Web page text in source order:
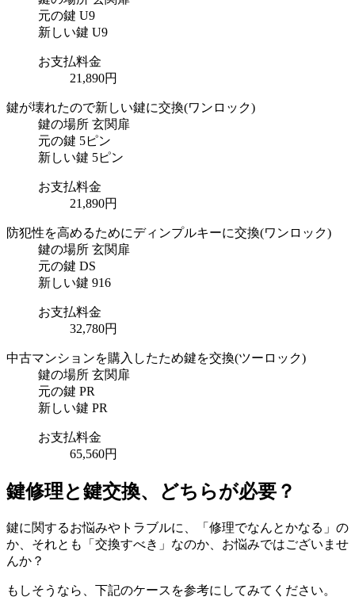
元の鍵 U9
新しい鍵 U9
お支払料金
21,890円
鍵が壊れたので新しい鍵に交換(ワンロック)
鍵の場所 玄関扉
元の鍵 5ピン
新しい鍵 5ピン
お支払料金
21,890円
防犯性を高めるためにディンプルキーに交換(ワンロック)
鍵の場所 玄関扉
元の鍵 DS
新しい鍵 916
お支払料金
32,780円
中古マンションを購入したため鍵を交換(ツーロック)
鍵の場所 玄関扉
元の鍵 PR
新しい鍵 PR
お支払料金
65,560円
鍵修理と鍵交換、どちらが必要？
鍵に関するお悩みやトラブルに、「修理でなんとかなる」の
か、それとも「交換すべき」なのか、お悩みではございませ
んか？
もしそうなら、下記のケースを参考にしてみてください。